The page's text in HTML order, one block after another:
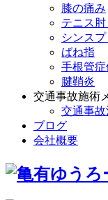
膝の痛み
テニス
シンスプ
ばね指
手根管
腱鞘炎
交通事故施術
交通事故
ブログ
会社概要